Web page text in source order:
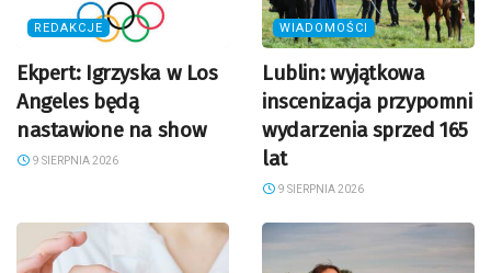
REDAKCJE
Ekpert: Igrzyska w Los
Angeles będą
nastawione na show
9 SIERPNIA 2026
WIADOMOŚCI
Lublin: wyjątkowa
inscenizacja przypomni
wydarzenia sprzed 165
lat
9 SIERPNIA 2026